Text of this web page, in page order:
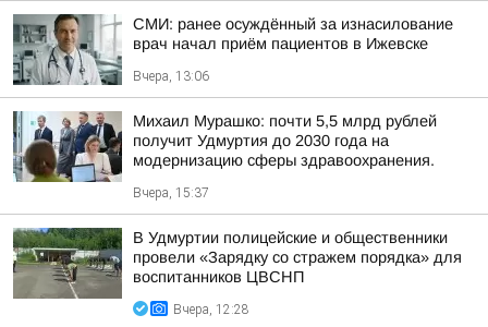
СМИ: ранее осуждённый за изнасилование
врач начал приём пациентов в Ижевске
Вчера, 13:06
Михаил Мурашко: почти 5,5 млрд рублей
получит Удмуртия до 2030 года на
модернизацию сферы здравоохранения.
Вчера, 15:37
В Удмуртии полицейские и общественники
провели «Зарядку со стражем порядка» для
воспитанников ЦВСНП
Вчера, 12:28